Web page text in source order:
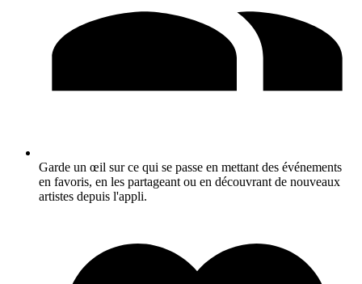
Garde un œil sur ce qui se passe en mettant des événements
en favoris, en les partageant ou en découvrant de nouveaux
artistes depuis l'appli.